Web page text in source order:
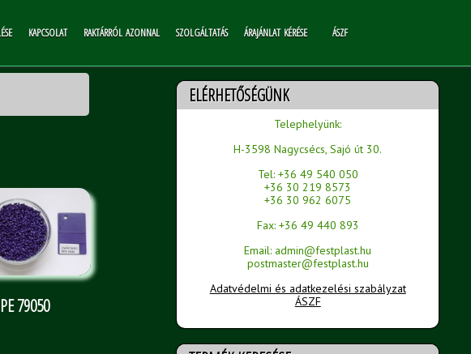
KAPCSOLAT RAKTÁRRÓL AZONNAL SZOLGÁLTATÁS ÁRAJÁNLAT KÉRÉSE ÁSZF
PE 79050
ELÉRHETŐSÉGÜNK
Telephelyünk:
H-3598 Nagycsécs, Sajó út 30.
Tel: +36 49 540 050
+36 30 219 8573
+36 30 962 6075
Fax: +36 49 440 893
Email: admin@festplast.hu
postmaster@festplast.hu
Adatvédelmi és adatkezelési szabályzat
ÁSZF